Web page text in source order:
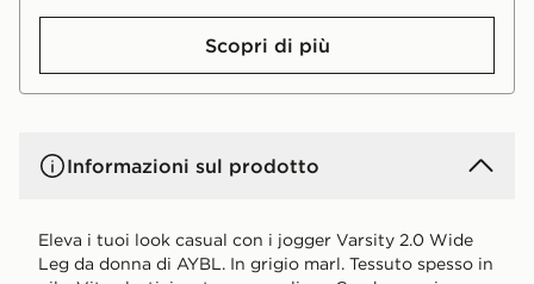
Scopri di più
Informazioni sul prodotto
Eleva i tuoi look casual con i jogger Varsity 2.0 Wide
Leg da donna di AYBL. In grigio marl. Tessuto spesso in